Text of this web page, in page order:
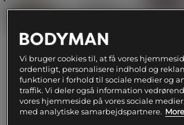
44
Føj til
Vi bruger cookies til, at få vores
ordentligt, personalisere indhold og
funktioner i forhold til sociale medier og
traffik. Vi deler også information
vores hjemmeside på vores sociale
med analytiske samarbejdspartnere.